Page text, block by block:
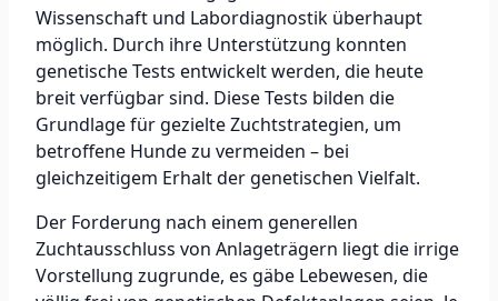
Wissenschaft und Labordiagnostik überhaupt
möglich. Durch ihre Unterstützung konnten
genetische Tests entwickelt werden, die heute
breit verfügbar sind. Diese Tests bilden die
Grundlage für gezielte Zuchtstrategien, um
betroffene Hunde zu vermeiden – bei
gleichzeitigem Erhalt der genetischen Vielfalt.
Der Forderung nach einem generellen
Zuchtausschluss von Anlageträgern liegt die irrige
Vorstellung zugrunde, es gäbe Lebewesen, die